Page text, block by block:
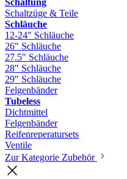
Schaltzüge & Teile
Schläuche
12-24" Schläuche
26" Schläuche
27.5" Schläuche
28" Schläuche
29" Schläuche
Felgenbänder
Tubeless
Dichtmittel
Felgenbänder
Reifenreperatursets
Ventile
Zur Kategorie Zubehör